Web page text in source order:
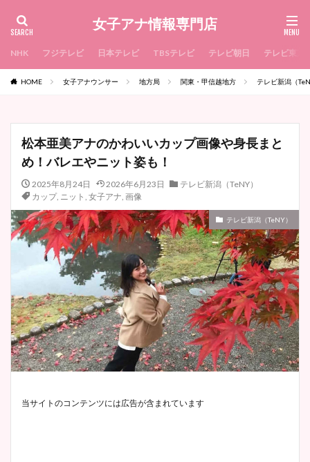
女子アナ情報専門店
NHK フジテレビ 日本テレビ TBSテレビ テレビ朝日 テレビ東京
HOME 女子アナウンサー 地方局 関東・甲信越地方 テレビ新潟（
松本亜美アナのかわいいカップ画像や身長まと
め！バレエやニット姿も！
2025年8月24日 2026年6月23日
テレビ新潟（TeNY）
カップ, ニット , 女子アナ, 画像
テレビ新潟（TeNY）
当サイトのコンテンツには広告が含まれています